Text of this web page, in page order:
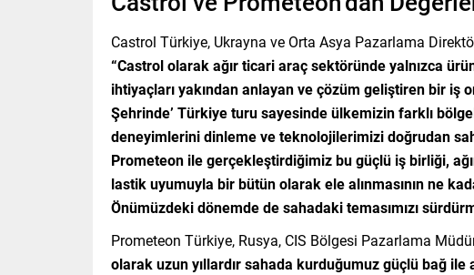
Castrol Türkiye, Ukrayna ve Orta Asya Pazarlama
“Castrol olarak ağır ticari araç sektöründe yalnızca
ihtiyaçları yakından anlayan ve çözüm geliştiren bir iş
Şehrinde’ Türkiye turu sayesinde ülkemizin farklı
deneyimlerini dinleme ve teknolojilerimizi doğrudan
Prometeon ile gerçekleştirdiğimiz bu güçlü iş birliği,
lastik uyumuyla bir bütün olarak ele alınmasının ne
Önümüzdeki dönemde de sahadaki temasımızı
Prometeon Türkiye, Rusya, CIS Bölgesi Pazarlama
olarak uzun yıllardır sahada kurduğumuz güçlü bağ ile